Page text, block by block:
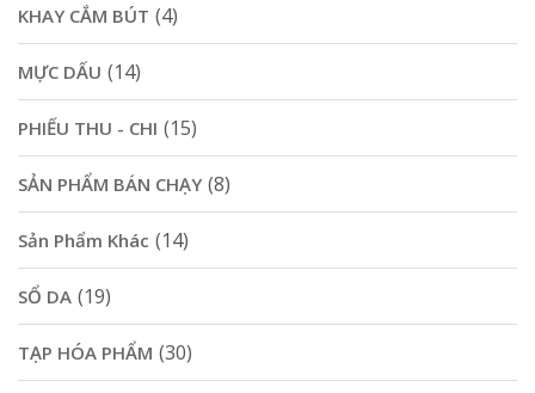
KHAY CẮM BÚT (4)
MỰC DẤU (14)
PHIẾU THU - CHI (15)
SẢN PHẨM BÁN CHẠY (8)
Sản Phẩm Khác (14)
SỔ DA (19)
TẠP HÓA PHẨM (30)